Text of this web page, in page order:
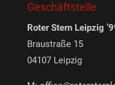
Geschäftstelle
Roter Stern Leipzig
Braustraße 15
04107 Leipzig